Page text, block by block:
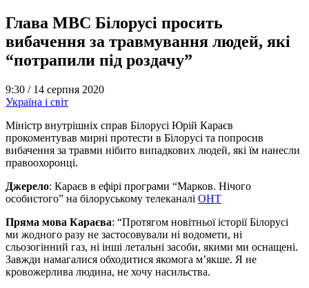
Глава МВС Білорусі просить
вибачення за травмування людей, які
“потрапили під роздачу”
9:30 / 14 серпня 2020
Україна і світ
Міністр внутрішніх справ Білорусі Юрій Караєв
прокоментував мирні протести в Білорусі та попросив
вибачення за травми нібито випадкових людей, які їм нанесли
правоохоронці.
Джерело: Караєв в ефірі програми “Марков. Нічого
особистого” на білоруському телеканалі ОНТ
Пряма мова Караєва: “Протягом новітньої історії Білорусі
ми жодного разу не застосовували ні водомети, ні
сльозогінний газ, ні інші летальні засоби, якими ми оснащені.
Завжди намагалися обходитися якомога м’якше. Я не
кровожерлива людина, не хочу насильства.